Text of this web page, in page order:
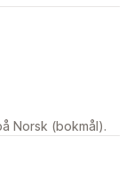
Norsk (bokmål).